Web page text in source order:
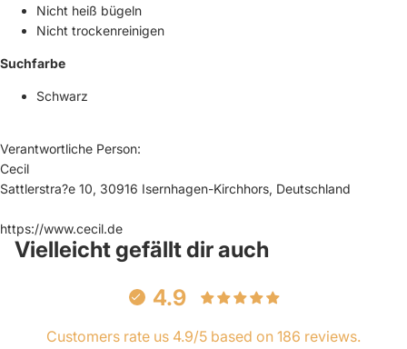
Nicht heiß bügeln
Nicht trockenreinigen
Suchfarbe
Schwarz
Verantwortliche Person:
Cecil
Sattlerstra?e 10, 30916 Isernhagen-Kirchhors, Deutschland
https://www.cecil.de
Vielleicht gefällt dir auch
4.9
Customers rate us 4.9/5 based on 186 reviews.